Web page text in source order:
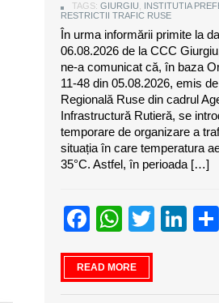
TAGS: GIURGIU INSTITUTIA
RESTRICTII TRAFIC RUSE
În urma informării primite la
06.08.2026 de la CCC
ne-a comunicat că, în baza
11-48 din 05.08.2026, emis
Regională Ruse din cadrul
Infrastructură Rutieră, se
temporare de organizare a
situația în care temperatura
35°C. Astfel, în perioada […]
Facebook
Twitter
READ MORE